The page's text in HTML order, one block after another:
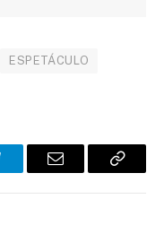
ESPETÁCULO
E-
Copiar